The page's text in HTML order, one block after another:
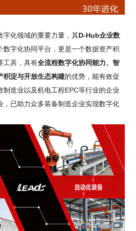
字化领域的重要力量，其D-Hub企业数
数字化协同平台，更是一个数据资产积
工具，具有全流程数字化协同能力、智
积淀与开放生态构建的优势，能有效促
制造业以及机电工程EPC等行业的企业
，已助力众多装备制造企业实现数字化